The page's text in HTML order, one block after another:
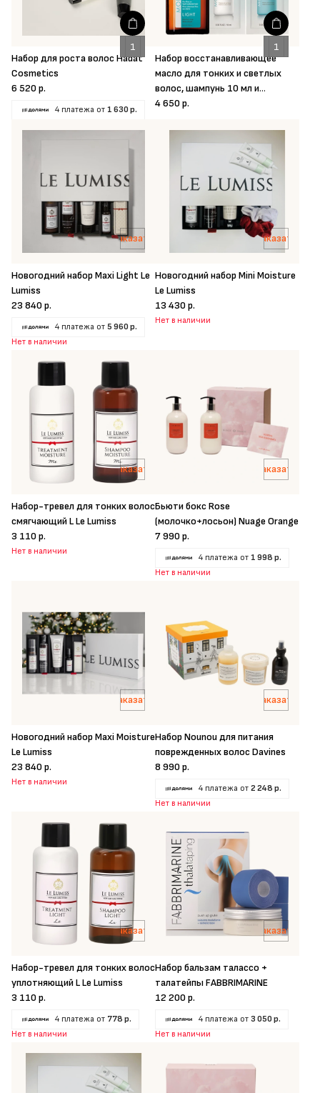
Набор для роста волос Hadat
Cosmetics
6 520 р.
4 платежа от 1 630 р.
Набор восстанавливающее
масло для тонких и светлых
волос, шампунь 10 мл и
кондиционер 10 мл Moroccanoil
4 650 р.
Заказать
Новогодний набор Maxi Light Le
Lumiss
23 840 р.
4 платежа от 5 960 р.
Нет в наличии
Заказать
Новогодний набор Mini Moisture
Le Lumiss
13 430 р.
Нет в наличии
Заказать
Набор-тревел для тонких волос
смягчающий L Le Lumiss
3 110 р.
Нет в наличии
Заказать
Бьюти бокс Rose
(молочко+лосьон) Nuage Orange
7 990 р.
4 платежа от 1 998 р.
Нет в наличии
Заказать
Новогодний набор Maxi Moisture
Le Lumiss
23 840 р.
Нет в наличии
Заказать
Набор Nounou для питания
поврежденных волос Davines
8 990 р.
4 платежа от 2 248 р.
Нет в наличии
Заказать
Набор-тревел для тонких волос
уплотняющий L Le Lumiss
3 110 р.
4 платежа от 778 р.
Нет в наличии
Заказать
Набор бальзам талассо +
талатейпы FABBRIMARINE
12 200 р.
4 платежа от 3 050 р.
Нет в наличии